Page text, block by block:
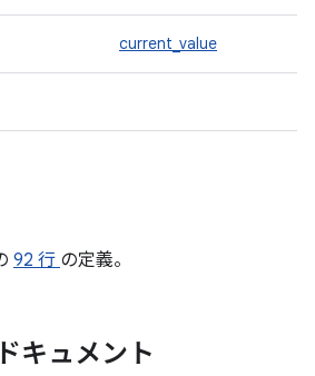
current_value
92 行 の定義。
キュメント